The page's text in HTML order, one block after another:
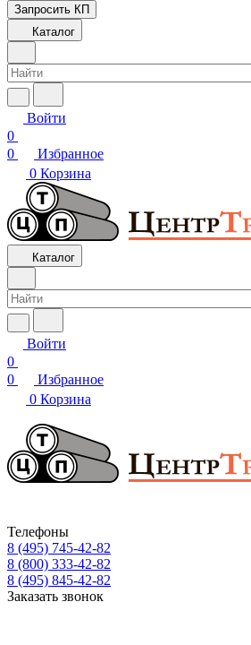
Запросить КП
Каталог
Войти
0
0
Избранное
0 Корзина
Каталог
Войти
0
0
Избранное
0 Корзина
Телефоны
8 (495) 745-42-82
8 (800) 333-42-82
8 (495) 845-42-82
Заказать звонок